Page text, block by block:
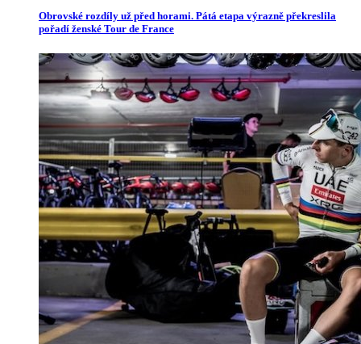
Obrovské rozdíly už před horami. Pátá etapa výrazně překreslila
pořadí ženské Tour de France